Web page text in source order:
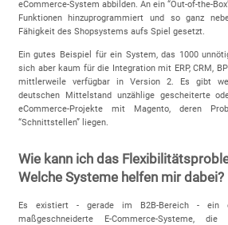
eCommerce-System abbilden. An ein “Out-of-the-
Funktionen hinzuprogrammiert und so ganz
Fähigkeit des Shopsystems aufs Spiel gesetzt.
Ein gutes Beispiel für ein System, das 1000
sich aber kaum für die Integration mit ERP, CRM,
mittlerweile verfügbar in Version 2. Es gibt
deutschen Mittelstand unzählige gescheiterte
eCommerce-Projekte mit Magento, deren
“Schnittstellen” liegen.
Wie kann ich das
Welche Systeme helfen mir dabei?
Es existiert - gerade im B2B-Bereich - ein
maßgeschneiderte E-Commerce-Systeme,